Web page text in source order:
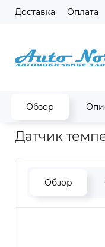
Доставка Оплата
Обзор
Главная Запчасти
Датчик
Обзор